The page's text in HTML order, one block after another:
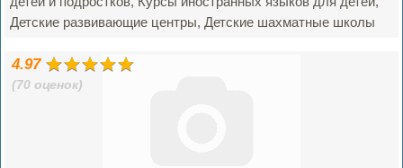
Детские развивающие центры, Детские шахматные школы
4.97
(70 оценок)